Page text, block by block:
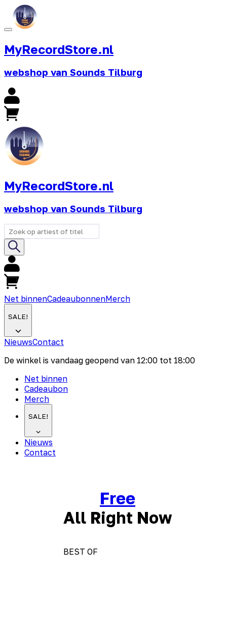
MyRecordStore.nl
webshop van Sounds Tilburg
MyRecordStore.nl
webshop van Sounds Tilburg
Net binnenCadeaubonnenMerch
SALE!
NieuwsContact
De winkel is vandaag geopend van 12:00 tot 18:00
Net binnen
Cadeaubon
Merch
SALE!
Nieuws
Contact
Free
All Right Now
BEST OF